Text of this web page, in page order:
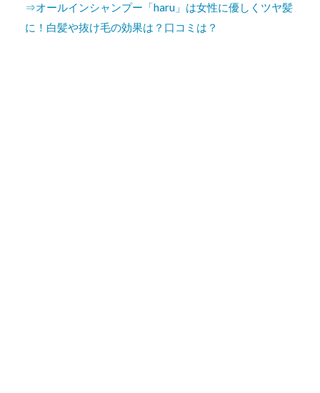
⇒オールインシャンプー「haru」は女性に優しくツヤ髪
に！白髪や抜け毛の効果は？口コミは？